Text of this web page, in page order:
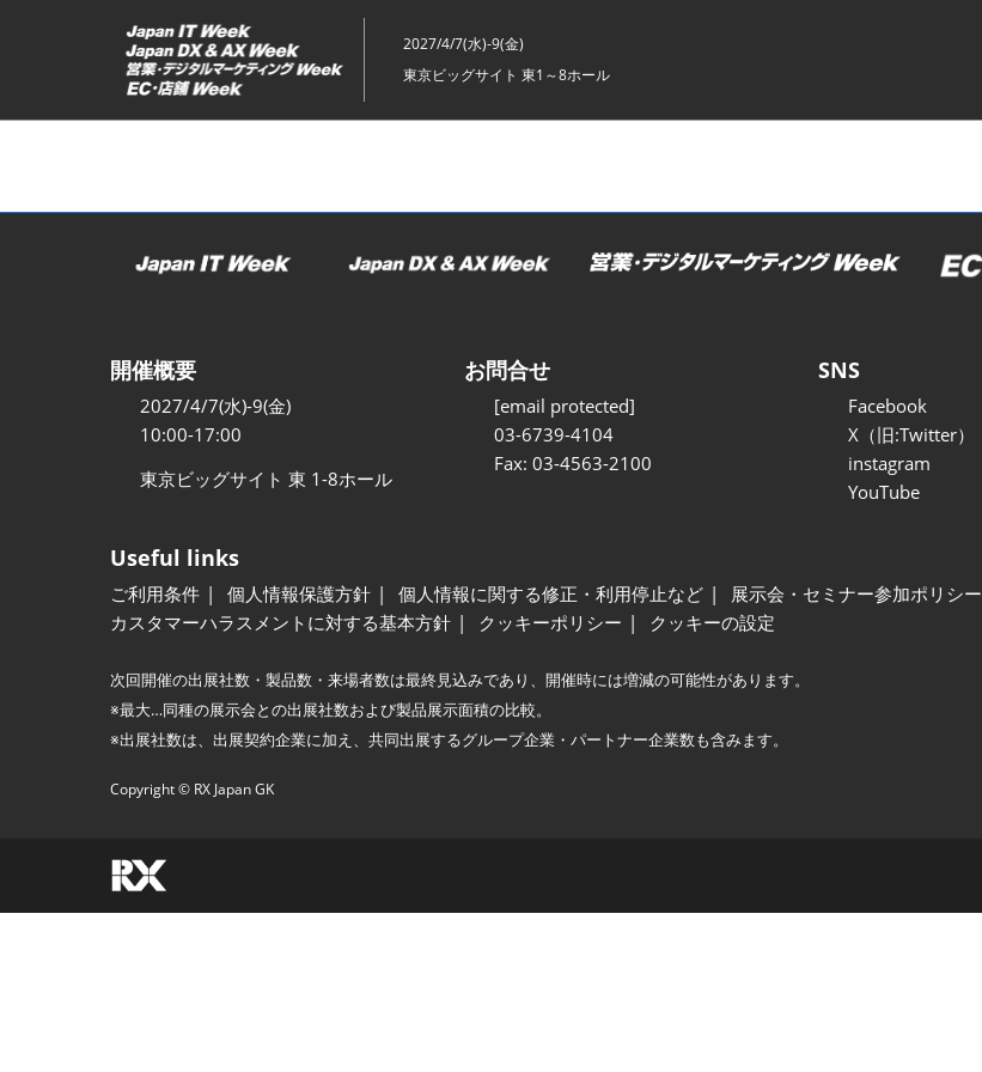
ッ
2027/4/7(水)-9(金)
東京ビッグサイト 東1～8ホール
開催概要
2027/4/7(水)-9(金)
10:00-17:00
東京ビッグサイト 東 1-8ホール
お問合せ
[email protected]
03-6739-4104
Fax: 03-4563-2100
SNS
Facebook
X（旧:Twitter）
instagram
YouTube
Useful links
ご利用条件 個人情報保護方針 個人情報に関する修正・利用停止など 展示会・セミナー参加ポリシー
カスタマーハラスメントに対する基本方針
クッキーポリシー クッキーの設定
次回開催の出展社数・製品数・来場者数は最終見込みであり、開催時には増減の可能性があります。
※最大…同種の展示会との出展社数および製品展示面積の比較。
※出展社数は、出展契約企業に加え、共同出展するグループ企業・パートナー企業数も含みます。
Copyright © RX Japan GK